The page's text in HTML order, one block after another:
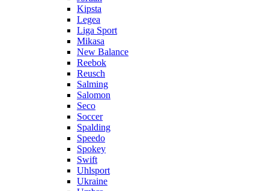
Kipsta
Legea
Liga Sport
Mikasa
New Balance
Reebok
Reusch
Salming
Salomon
Seco
Soccer
Spalding
Speedo
Spokey
Swift
Uhlsport
Ukraine